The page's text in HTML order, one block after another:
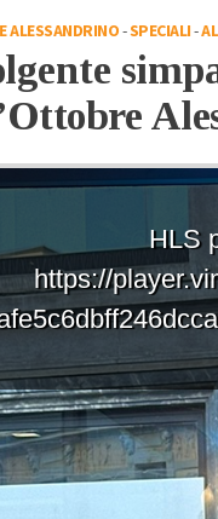
ALESSANDRINO-SPECIALI-